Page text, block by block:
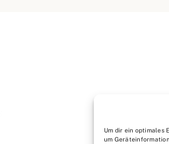
Um dir ein optimales
um